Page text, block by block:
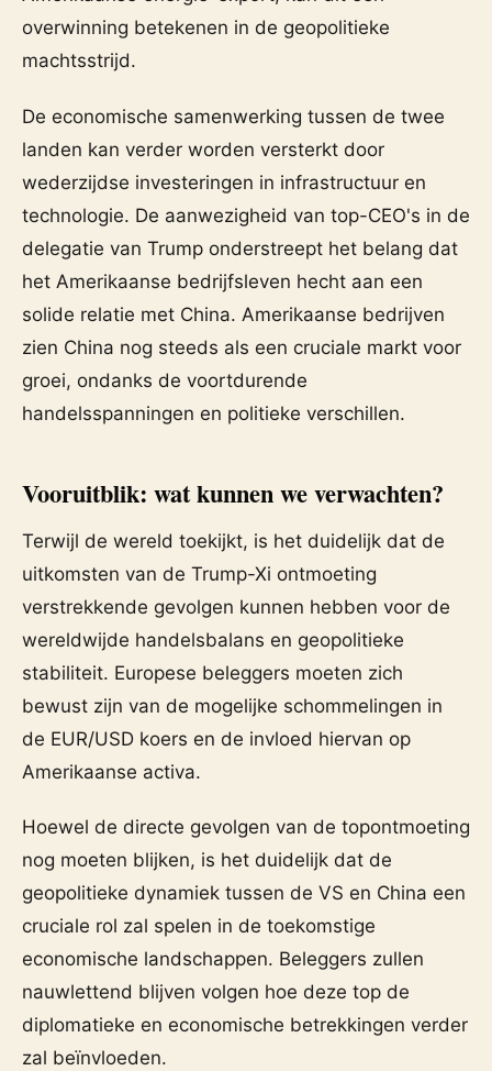
overwinning betekenen in de geopolitieke
machtsstrijd.
De economische samenwerking tussen de twee
landen kan verder worden versterkt door
wederzijdse investeringen in infrastructuur en
technologie. De aanwezigheid van top-CEO's in de
delegatie van Trump onderstreept het belang dat
het Amerikaanse bedrijfsleven hecht aan een
solide relatie met China. Amerikaanse bedrijven
zien China nog steeds als een cruciale markt voor
groei, ondanks de voortdurende
handelsspanningen en politieke verschillen.
Vooruitblik: wat kunnen we verwachten?
Terwijl de wereld toekijkt, is het duidelijk dat de
uitkomsten van de Trump-Xi ontmoeting
verstrekkende gevolgen kunnen hebben voor de
wereldwijde handelsbalans en geopolitieke
stabiliteit. Europese beleggers moeten zich
bewust zijn van de mogelijke schommelingen in
de EUR/USD koers en de invloed hiervan op
Amerikaanse activa.
Hoewel de directe gevolgen van de topontmoeting
nog moeten blijken, is het duidelijk dat de
geopolitieke dynamiek tussen de VS en China een
cruciale rol zal spelen in de toekomstige
economische landschappen. Beleggers zullen
nauwlettend blijven volgen hoe deze top de
diplomatieke en economische betrekkingen verder
zal beïnvloeden.